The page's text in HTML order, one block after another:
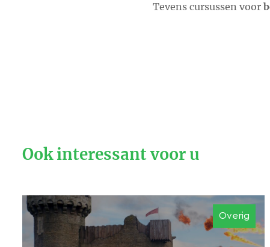
Tevens cursussen voor
Ook interessant voor u
Overig